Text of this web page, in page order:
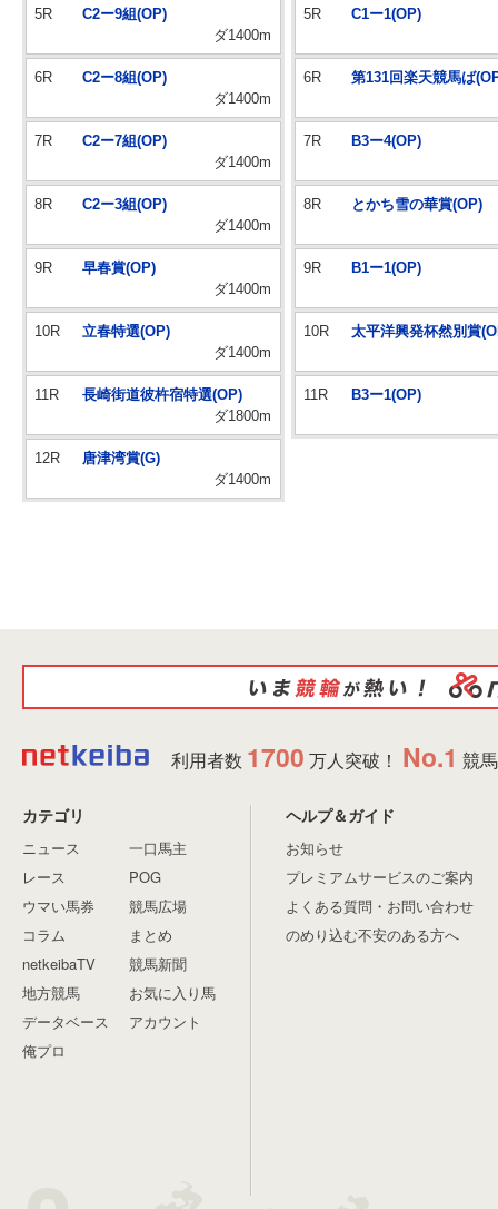
5R
C2ー9組(OP)
ダ1400m
6R
C2ー8組(OP)
ダ1400m
7R
C2ー7組(OP)
ダ1400m
8R
C2ー3組(OP)
ダ1400m
9R
早春賞(OP)
ダ1400m
10R
立春特選(OP)
ダ1400m
11R
長崎街道彼杵宿特選(OP)
ダ1800m
12R
唐津湾賞(G)
ダ1400m
5R C1ー1(OP)
6R 第131回楽天競馬ば
7R B3ー4(OP)
8R とかち雪の華賞(OP)
9R B1ー1(OP)
10R 太平洋興発杯然別賞
11R B3ー1(OP)
利用者数 1700 万人突破！ No.1 競
カテゴリ
ニュース
レース
ウマい馬券
コラム
netkeibaTV
地方競馬
データベース
俺プロ
一口馬主
POG
競馬広場
まとめ
競馬新聞
お気に入り馬
アカウント
ヘルプ＆ガイド
お知らせ
プレミアムサービスのご案内
よくある質問・お問い合わせ
のめり込む不安のある方へ